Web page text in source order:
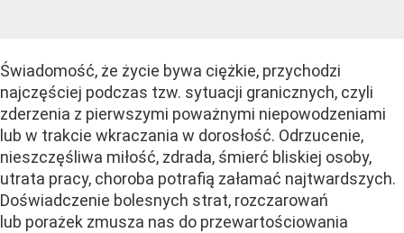
Świadomość, że życie bywa ciężkie, przychodzi
najczęściej podczas tzw. sytuacji granicznych, czyli
zderzenia z pierwszymi poważnymi niepowodzeniami
lub w trakcie wkraczania w dorosłość. Odrzucenie,
nieszczęśliwa miłość, zdrada, śmierć bliskiej osoby,
utrata pracy, choroba potrafią załamać najtwardszych.
Doświadczenie bolesnych strat, rozczarowań
lub porażek zmusza nas do przewartościowania